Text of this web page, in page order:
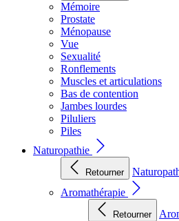
Mémoire
Prostate
Ménopause
Vue
Sexualité
Ronflements
Muscles et articulations
Bas de contention
Jambes lourdes
Piluliers
Piles
Naturopathie
Retourner
Aromathérapie
Retourner